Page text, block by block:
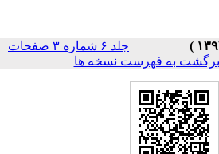
جلد ۶ شماره ۳ صفحات
به فهرست نسخه ها